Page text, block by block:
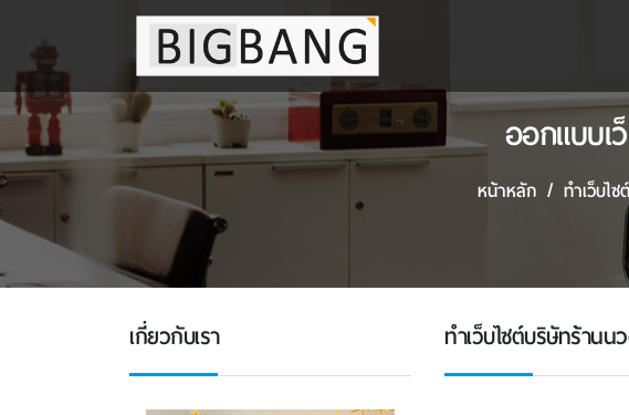
ออกแบบเ
หน้าหลัก ทําเว็บไ
เกี่ยวกับเรา ทําเว็บไซต์บริษัทร้าน